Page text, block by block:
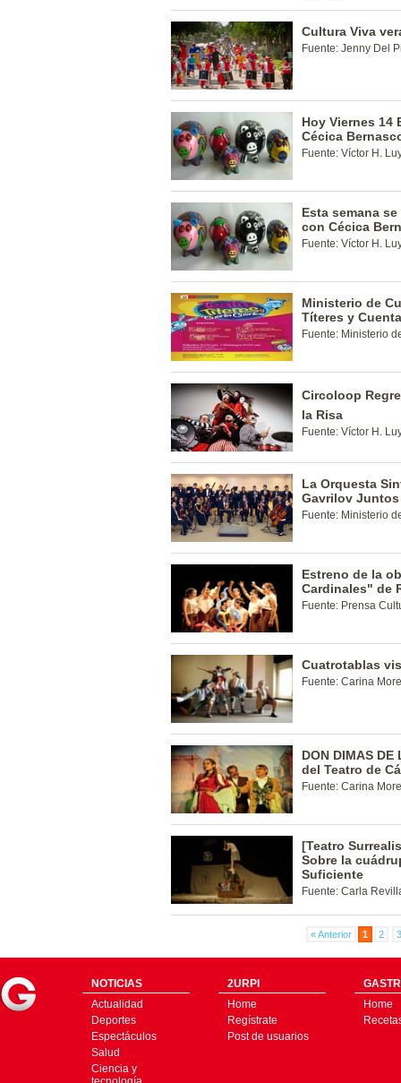
Cultura Viva
Fuente: Jenny Del
Hoy Viernes 14
Cécica
Fuente: Víctor H.
Esta semana
con Cécica
Fuente: Víctor H.
Ministerio de
Títeres y
Fuente: Ministerio
Circoloop
la Risa
Fuente: Víctor H.
La Orquesta
Gavrilov Juntos
Fuente: Ministerio
Estreno de la
Cardinales" de
Fuente: Prensa
Cuatrotablas
Fuente: Carina
DON DIMAS
del Teatro de
Fuente: Carina
[Teatro
Sobre la
Suficiente
Fuente: Carla
« Anterior 1 2 3
NOTICIAS
Actualidad
Deportes
Espectáculos
Salud
Ciencia y
2URPI
Home
Regístrate
Post de usuarios
Home